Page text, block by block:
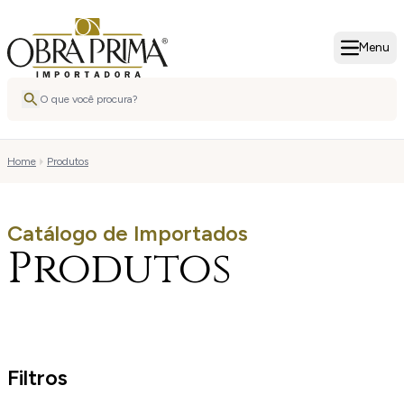
Menu
Home Produtos
Catálogo de Importados
Produtos
Filtros